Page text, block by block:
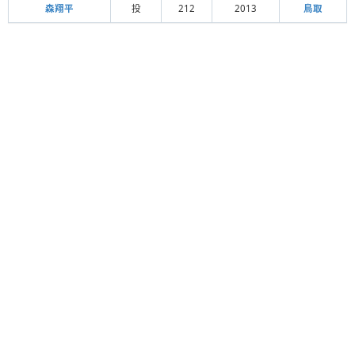
森翔平 投 212 2013 鳥取